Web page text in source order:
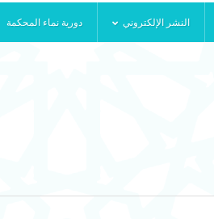
النشر الإلكتروني دورية نماء المحكمة